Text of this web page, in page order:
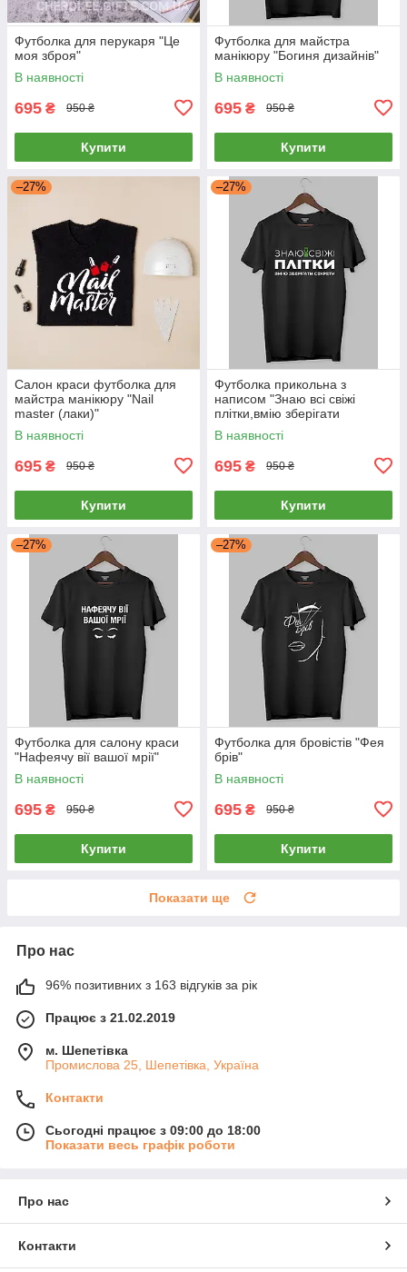
Футболка для перукаря "Це
моя зброя"
В наявності
695 ₴ 950 ₴
Купити
Футболка для майстра
манікюру "Богиня дизайнів"
В наявності
695 ₴ 950 ₴
Купити
–27%
Салон краси футболка для
майстра манікюру "Nail
master (лаки)"
В наявності
695 ₴ 950 ₴
Купити
–27%
Футболка прикольна з
написом "Знаю всі свіжі
плітки,вмію зберігати
секрети"
В наявності
695 ₴ 950 ₴
Купити
–27%
Футболка для салону краси
"Нафеячу вії вашої мрії"
В наявності
695 ₴ 950 ₴
Купити
–27%
Футболка для бровістів "Фея
брів"
В наявності
695 ₴ 950 ₴
Купити
Показати ще
Про нас
96% позитивних з 163 відгуків за рік
Працює з 21.02.2019
м. Шепетівка
Промислова 25, Шепетівка, Україна
Контакти
Сьогодні працює з 09:00 до 18:00
Показати весь графік роботи
Про нас
Контакти